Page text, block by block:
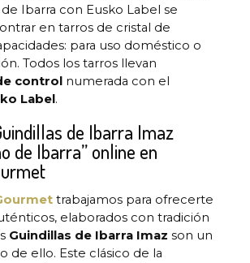
de Ibarra con Eusko Label se
en tarros de cristal de
para uso doméstico o
Todos los tarros llevan
control numerada con el
Label.
de Ibarra Imaz
de Ibarra” online en
trabajamos para ofrecerte
elaborados con tradición
Guindillas de Ibarra Imaz son un
de ello. Este clásico de la